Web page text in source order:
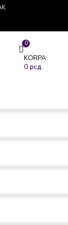
0
KORPA:
0 рсд